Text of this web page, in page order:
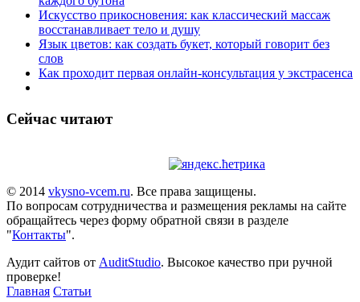
Искусство прикосновения: как классический массаж
восстанавливает тело и душу
Язык цветов: как создать букет, который говорит без
слов
Как проходит первая онлайн-консультация у экстрасенса
Сейчас читают
© 2014 vkysno-vcem.ru. Все права защищены.
По вопросам сотрудничества и размещения рекламы на сайте
обращайтесь через форму обратной связи в разделе
"Контакты".
Аудит сайтов от AuditStudio. Высокое качество при ручной
проверке!
Главная Статьи